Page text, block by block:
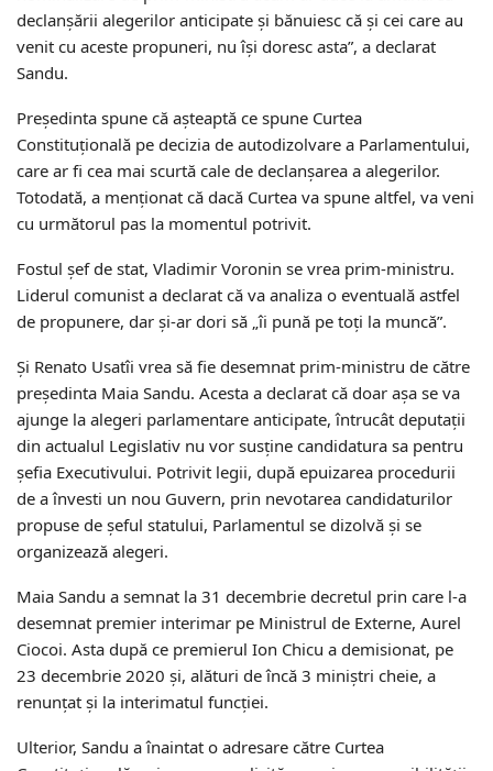
declanșării alegerilor anticipate și bănuiesc că și cei care au
venit cu aceste propuneri, nu își doresc asta”, a declarat
Sandu.
Președinta spune că așteaptă ce spune Curtea
Constituțională pe decizia de autodizolvare a Parlamentului,
care ar fi cea mai scurtă cale de declanșarea a alegerilor.
Totodată, a menționat că dacă Curtea va spune altfel, va veni
cu următorul pas la momentul potrivit.
Fostul șef de stat, Vladimir Voronin se vrea prim-ministru.
Liderul comunist a declarat că va analiza o eventuală astfel
de propunere, dar și-ar dori să „îi pună pe toți la muncă”.
Și Renato Usatîi vrea să fie desemnat prim-ministru de către
președinta Maia Sandu. Acesta a declarat că doar așa se va
ajunge la alegeri parlamentare anticipate, întrucât deputații
din actualul Legislativ nu vor susține candidatura sa pentru
șefia Executivului. Potrivit legii, după epuizarea procedurii
de a învesti un nou Guvern, prin nevotarea candidaturilor
propuse de șeful statului, Parlamentul se dizolvă și se
organizează alegeri.
Maia Sandu a semnat la 31 decembrie decretul prin care l-a
desemnat premier interimar pe Ministrul de Externe, Aurel
Ciocoi. Asta după ce premierul Ion Chicu a demisionat, pe
23 decembrie 2020 și, alături de încă 3 miniștri cheie, a
renunțat și la interimatul funcției.
Ulterior, Sandu a înaintat o adresare către Curtea